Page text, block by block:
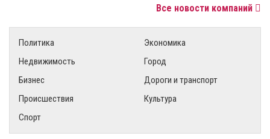
Все новости компаний
Политика
Экономика
Недвижимость
Город
Бизнес
Дороги и транспорт
Происшествия
Культура
Спорт